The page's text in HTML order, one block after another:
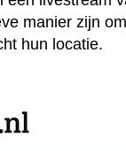
manier zijn
hun locatie.